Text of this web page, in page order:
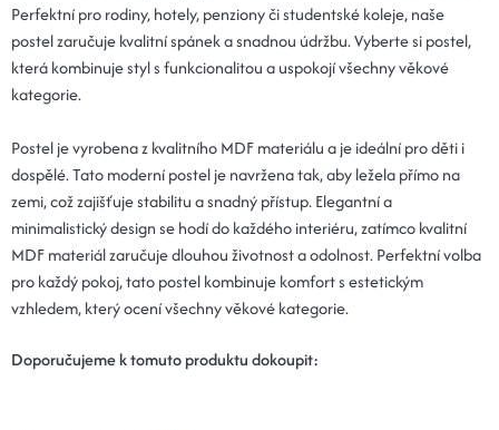
Perfektní pro rodiny, hotely, penziony či studentské koleje, naše
postel zaručuje kvalitní spánek a snadnou údržbu. Vyberte si postel,
která kombinuje styl s funkcionalitou a uspokojí všechny věkové
kategorie.
Postel je vyrobena z kvalitního MDF materiálu a je ideální pro děti i
dospělé. Tato moderní postel je navržena tak, aby ležela přímo na
zemi, což zajišťuje stabilitu a snadný přístup. Elegantní a
minimalistický design se hodí do každého interiéru, zatímco kvalitní
MDF materiál zaručuje dlouhou životnost a odolnost. Perfektní volba
pro každý pokoj, tato postel kombinuje komfort s estetickým
vzhledem, který ocení všechny věkové kategorie.
Doporučujeme k tomuto produktu dokoupit: